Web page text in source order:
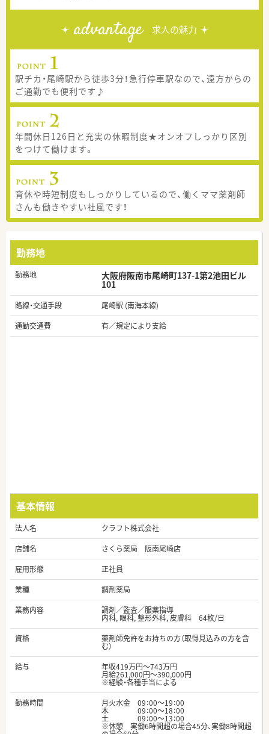
advantage 求人の魅力
駅チカ・尾崎駅から徒歩3分！急行停車駅なので、遠方からの
ご通勤でも便利です♪
年間休日126日と充実の休暇制度★オンオフしっかり区別
をつけて働けます。
育休や時短制度もしっかりしているので、働くママ薬剤師
さんも働きやすい社風です！
勤務地
勤務地 大阪府阪南市尾崎町137-1第2池田ビル
101
路線・交通手段
尾崎駅 (南海本線)
通勤交通費
有／規定により支給
基本情報
法人名
クラフト株式会社
店舗名
さくら薬局 阪南尾崎店
雇用形態
正社員
業種
調剤薬局
業務内容
調剤／監査／服薬指導
内科, 眼科, 整形外科, 皮膚科 64枚/日
資格
薬剤師免許をお持ちの方（取得見込みの方を含
む）
給与
年収419万円～743万円
月給261,000円～390,000円
※経験・各種手当による
勤務時間
月火水金 09：00～19：00
木 09：00～18：00
土 09：00～13：00
※休憩 実働6時間超の場合45分、実働8時間超